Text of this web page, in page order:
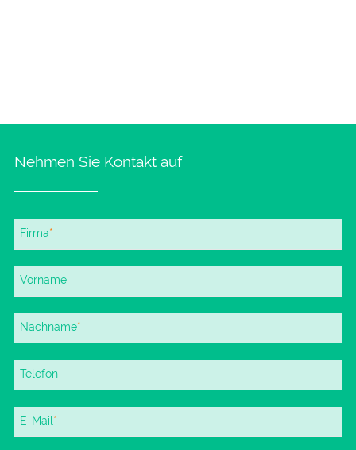
Nehmen Sie Kontakt auf
Pflichtfeld
Firma*
Vorname
Pflichtfeld
Nachname*
Telefon
Pflichtfeld
E-Mail*